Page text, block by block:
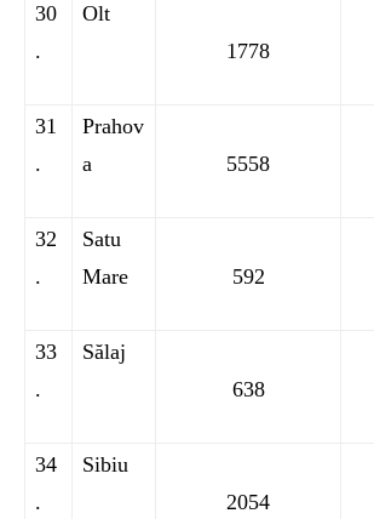
30
.
Olt
1778
31
.
Prahov
a
5558
32
.
Satu
Mare
592
33
.
Sălaj
638
34
.
Sibiu
2054